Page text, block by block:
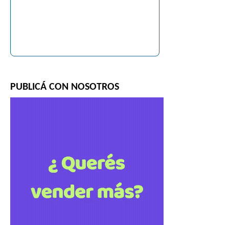
PUBLICÁ CON NOSOTROS